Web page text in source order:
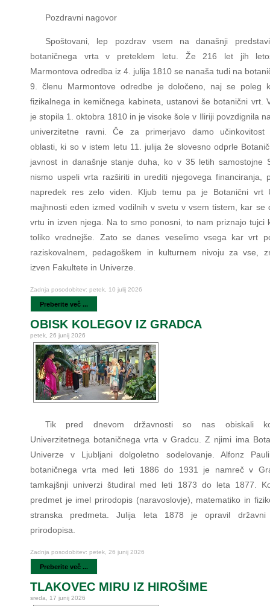
Pozdravni nagovor
Spoštovani, lep pozdrav vsem na današnji
botaničnega vrta v preteklem letu. Že 216 let jih
Marmontova odredba iz 4. julija 1810 se nanaša tudi na
9. členu Marmontove odredbe je določeno, naj se poleg
fizikalnega in kemičnega kabineta, ustanovi še botanični vrt.
je stopila 1. oktobra 1810 in je visoke šole v Iliriji povzdignila
univerzitetne ravni. Če za primerjavo damo učinkovitost
oblasti, ki so v istem letu 11. julija že slovesno odprle
javnost in današnje stanje duha, ko v 35 letih samostojne
nismo uspeli vrta razširiti in urediti njegovega financiranja,
napredek res zelo viden. Kljub temu pa je Botanični vrt
majhnosti eden izmed vodilnih v svetu v vsem tistem, kar se
vrtu in izven njega. Na to smo ponosni, to nam priznajo tujci
toliko vrednejše. Zato se danes veselimo vsega kar vrt
raziskovalnem, pedagoškem in kulturnem nivoju za vse,
izven Fakultete in Univerze.
Zadnja posodobitev: petek, 10 julij 2026
Preberite več ...
OBISK KOLEGOV IZ GRADCA
petek, 26 junij 2026
Tik pred dnevom državnosti so nas obiskali
Univerzitetnega botaničnega vrta v Gradcu. Z njimi ima
Univerze v Ljubljani dolgoletno sodelovanje. Alfonz
botaničnega vrta med leti 1886 do 1931 je namreč v
tamkajšnji univerzi študiral med leti 1873 do leta 1877.
predmet je imel prirodopis (naravoslovje), matematiko in
stranska predmeta. Julija leta 1878 je opravil
prirodopisa.
Zadnja posodobitev: petek, 26 junij 2026
Preberite več ...
TLAKOVEC MIRU IZ HIROŠIME
sreda, 17 junij 2026